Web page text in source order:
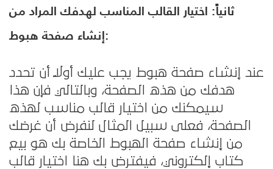
ثانياً: اختيار القالب المناسب لهدفك المراد من
إنشاء صفحة هبوط:
عند إنشاء صفحة هبوط يجب عليك أولاً أن تحدد
هدفك من هذه الصفحة، وبالتالي فإن هذا
سيمكنك من اختيار قالب مناسب لهذه
الصفحة، فعلى سبيل المثال لنفرض أن غرضك
من إنشاء صفحة الهبوط الخاصة بك هو بيع
كتاب إلكتروني، فيفترض بك هنا اختيار قالب